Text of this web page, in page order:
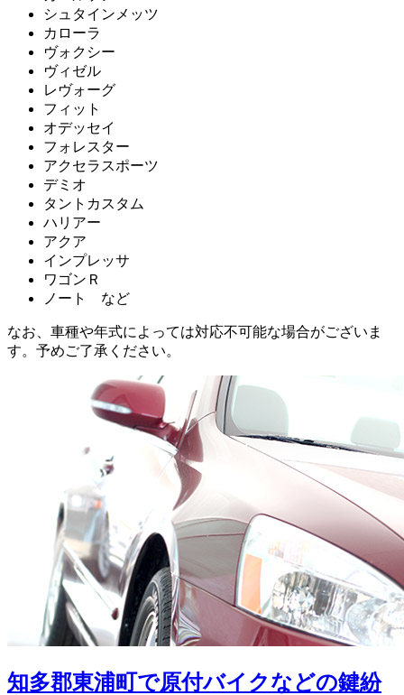
シュタインメッツ
カローラ
ヴォクシー
ヴィゼル
レヴォーグ
フィット
オデッセイ
フォレスター
アクセラスポーツ
デミオ
タントカスタム
ハリアー
アクア
インプレッサ
ワゴンＲ
ノート など
なお、車種や年式によっては対応不可能な場合がございま
す。予めご了承ください。
知多郡東浦町で原付バイクなどの鍵紛